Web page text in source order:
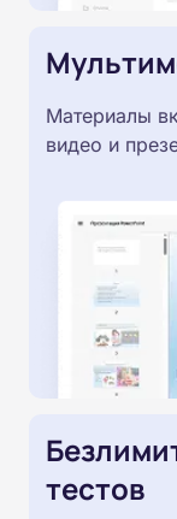
Материалы
видео и
тестов